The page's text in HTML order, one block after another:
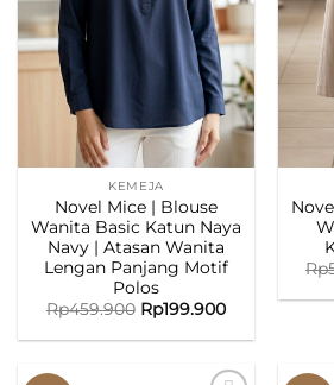
KEMEJA
Novel Mice | Blouse
Wanita Basic Katun Naya
Navy | Atasan Wanita
Lengan Panjang Motif
Polos
Rp459.900 Rp199.900
Rp